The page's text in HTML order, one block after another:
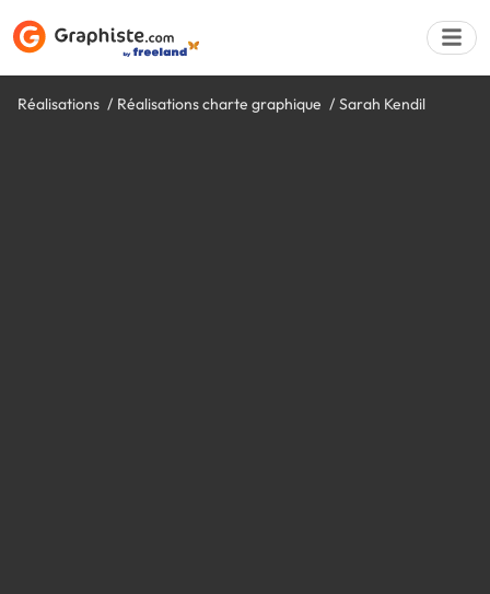
Réalisations Réalisations charte graphique Sarah Kendil